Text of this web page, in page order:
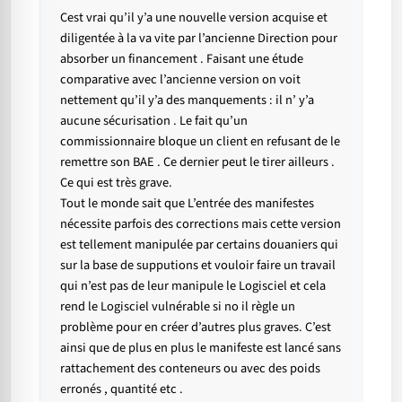
Cest vrai qu’il y’a une nouvelle version acquise et
diligentée à la va vite par l’ancienne Direction pour
absorber un financement . Faisant une étude
comparative avec l’ancienne version on voit
nettement qu’il y’a des manquements : il n’ y’a
aucune sécurisation . Le fait qu’un
commissionnaire bloque un client en refusant de le
remettre son BAE . Ce dernier peut le tirer ailleurs .
Ce qui est très grave.
Tout le monde sait que L’entrée des manifestes
nécessite parfois des corrections mais cette version
est tellement manipulée par certains douaniers qui
sur la base de supputions et vouloir faire un travail
qui n’est pas de leur manipule le Logisciel et cela
rend le Logisciel vulnérable si no il règle un
problème pour en créer d’autres plus graves. C’est
ainsi que de plus en plus le manifeste est lancé sans
rattachement des conteneurs ou avec des poids
erronés , quantité etc .